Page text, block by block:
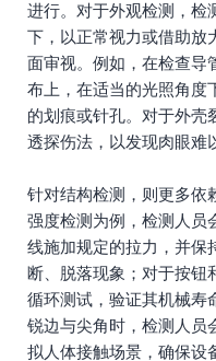
进行。对于外观检测，检
下，以正常视力或借助放
面审视。例如，在检查导
布上，在适当的光照角度
的划痕或针孔。对于外壳
透探伤法，以发现肉眼难
针对结构检测，则更多依
强度检测为例，检测人员
线施加规定的拉力，并保
断、脱落现象；对于按钮
循环测试，验证其机械寿
锐边与尖角时，检测人员
拟人体接触场景，确保设